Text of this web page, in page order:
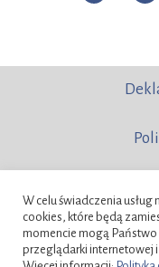
W celu świadczenia
cookies, które będą
momencie mogą
przeglądarki internetowej